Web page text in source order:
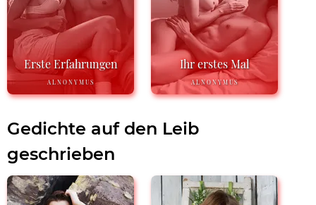
Erste Erfahrungen
ALNONYMUS
Ihr erstes Mal
ALNONYMUS
Gedichte auf den Leib
geschrieben